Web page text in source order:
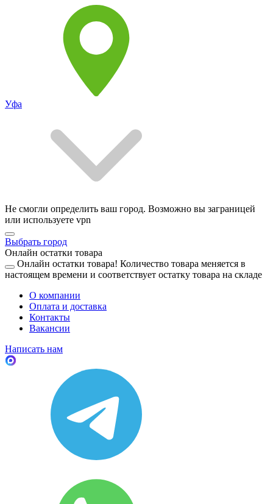
Уфа
Не смогли определить ваш город. Возможно вы заграницей
или используете vpn
Выбрать город
Онлайн остатки товара
Онлайн остатки товара! Количество товара меняется в
настоящем времени и соответствует остатку товара на складе
О компании
Оплата и доставка
Контакты
Вакансии
Написать нам